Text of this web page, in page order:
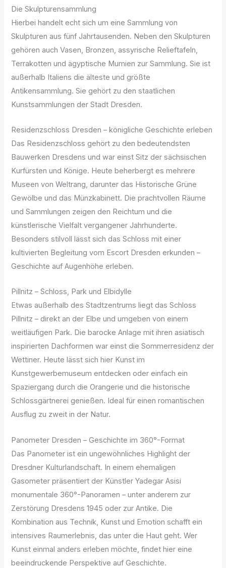
Die Skulpturensammlung
Hierbei handelt echt sich um eine Sammlung von
Skulpturen aus fünf Jahrtausenden. Neben den Skulpturen
gehören auch Vasen, Bronzen, assyrische Relieftafeln,
Terrakotten und ägyptische Mumien zur Sammlung. Sie ist
außerhalb Italiens die älteste und größte
Antikensammlung. Sie gehört zu den staatlichen
Kunstsammlungen der Stadt Dresden.
Residenzschloss Dresden – königliche Geschichte erleben
Das Residenzschloss gehört zu den bedeutendsten
Bauwerken Dresdens und war einst Sitz der sächsischen
Kurfürsten und Könige. Heute beherbergt es mehrere
Museen von Weltrang, darunter das Historische Grüne
Gewölbe und das Münzkabinett. Die prachtvollen Räume
und Sammlungen zeigen den Reichtum und die
künstlerische Vielfalt vergangener Jahrhunderte.
Besonders stilvoll lässt sich das Schloss mit einer
kultivierten Begleitung vom Escort Dresden erkunden –
Geschichte auf Augenhöhe erleben.
Pillnitz – Schloss, Park und Elbidylle
Etwas außerhalb des Stadtzentrums liegt das Schloss
Pillnitz – direkt an der Elbe und umgeben von einem
weitläufigen Park. Die barocke Anlage mit ihren asiatisch
inspirierten Dachformen war einst die Sommerresidenz der
Wettiner. Heute lässt sich hier Kunst im
Kunstgewerbemuseum entdecken oder einfach ein
Spaziergang durch die Orangerie und die historische
Schlossgärtnerei genießen. Ideal für einen romantischen
Ausflug zu zweit in der Natur.
Panometer Dresden – Geschichte im 360°-Format
Das Panometer ist ein ungewöhnliches Highlight der
Dresdner Kulturlandschaft. In einem ehemaligen
Gasometer präsentiert der Künstler Yadegar Asisi
monumentale 360°-Panoramen – unter anderem zur
Zerstörung Dresdens 1945 oder zur Antike. Die
Kombination aus Technik, Kunst und Emotion schafft ein
intensives Raumerlebnis, das unter die Haut geht. Wer
Kunst einmal anders erleben möchte, findet hier eine
beeindruckende Perspektive auf Geschichte.